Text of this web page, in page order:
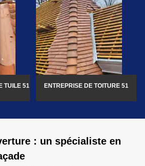
TUILE 51 ENTREPRISE DE TOITURE 51
: un spécialiste en